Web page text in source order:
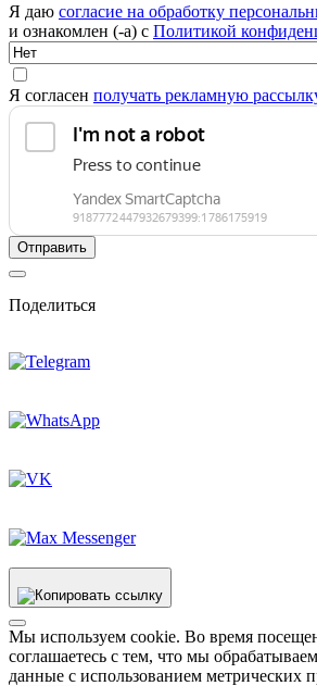
Я даю согласие на обработку
и ознакомлен (-а) с Политикой
Я согласен получать рекламную
Поделиться
Мы используем cookie. Во время
соглашаетесь с тем, что мы
данные с использованием метрических